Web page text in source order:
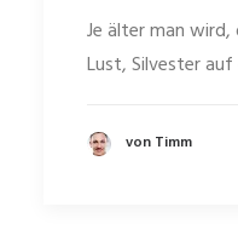
Je älter man
Lust, Silvester
von Timm